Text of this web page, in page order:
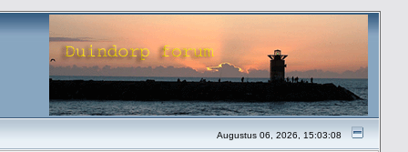
Augustus 06, 2026, 15:03:08